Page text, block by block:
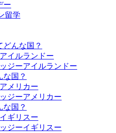
ー
留学
どんな国？
イルランドー
ジーアイルランドー
な国？
メリカー
ジーアメリカー
な国？
ギリスー
ジーイギリスー